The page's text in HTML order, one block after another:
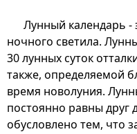
Лунный календарь -
ночного светила.
30 лунных суток
также, определяемой
время новолуния.
постоянно равны друг
обусловлено тем, что